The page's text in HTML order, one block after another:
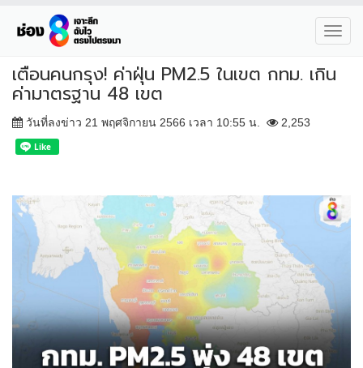
เตือนคนกรุง! ค่าฝุ่น PM2.5 ในเขต กทม. เกิน
ค่ามาตรฐาน 48 เขต
วันที่ลงข่าว 21 พฤศจิกายน 2566 เวลา 10:55 น. 2,253